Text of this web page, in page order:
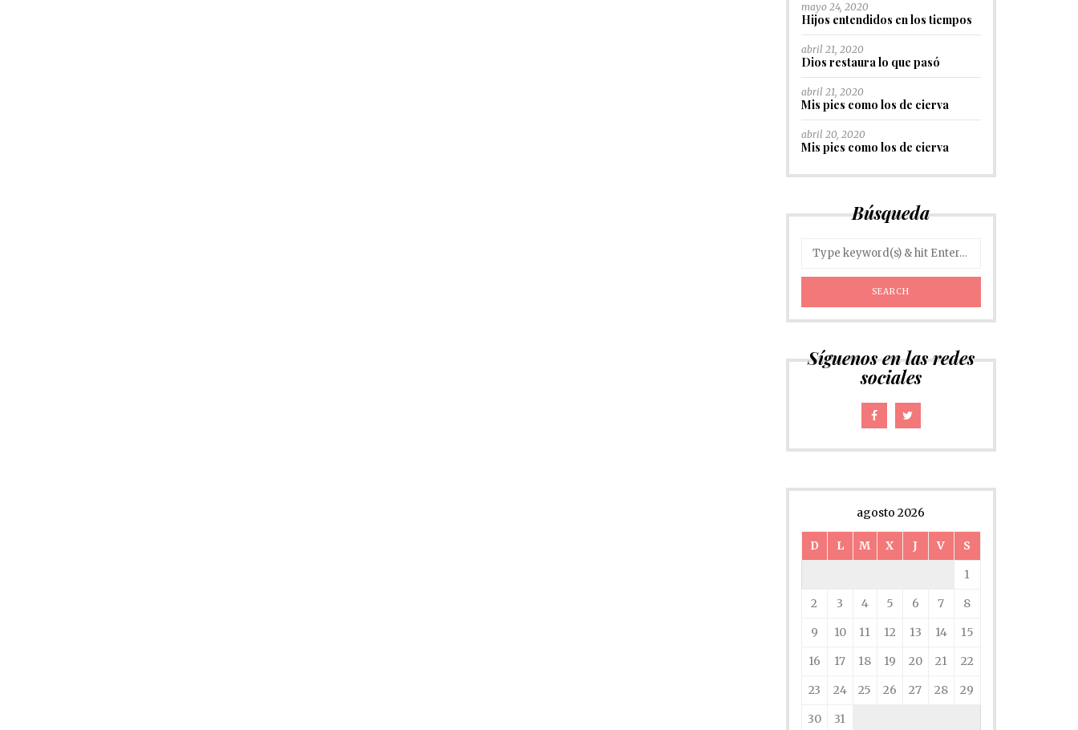
mayo 24, 2020
Hijos entendidos en los tiempos
abril 21, 2020
Dios restaura lo que pasó
abril 21, 2020
Mis pies como los de cierva
abril 20, 2020
Mis pies como los de cierva
Búsqueda
Síguenos en las redes
sociales
agosto 2026
D L M X J V
S
1
2
3 4 5 6 7
8
9
10 11 12 13 14
15
16
17 18 19 20 21
22
23
24 25 26 27 28
29
30
31